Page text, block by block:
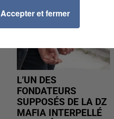
L’UN DES
FONDATEURS
SUPPOSÉS DE LA DZ
MAFIA INTERPELLÉ
Accepter et fermer